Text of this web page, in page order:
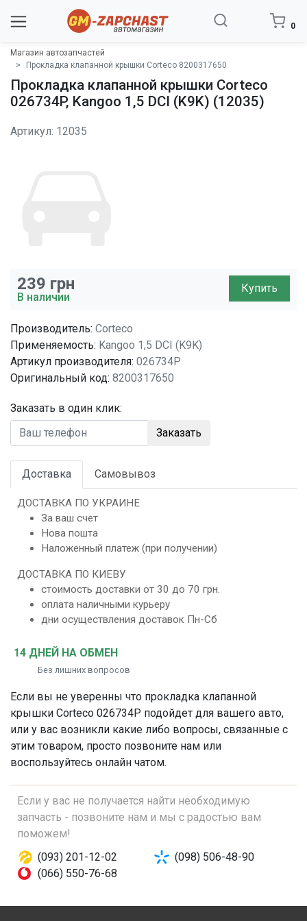
0
Магазин автозапчастей
Прокладка клапанной крышки Corteco 8200317650
Прокладка клапанной крышки Corteco
026734P, Kangoo 1,5 DCI (K9K) (12035)
Артикул: 12035
239 грн
В наличии
Купить
Производитель: Corteco
Применяемость: Kangoo 1,5 DCI (K9K)
Артикул производителя: 026734P
Оригинальный код: 8200317650
Заказать в один клик:
Заказать
Доставка Самовывоз
ДОСТАВКА ПО УКРАИНЕ
За ваш счет
Нова пошта
Наложенный платеж (при получении)
ДОСТАВКА ПО КИЕВУ
стоимость доставки от 30 до 70 грн.
оплата наличными курьеру
дни осуществления доставок Пн-Сб
14 ДНЕЙ НА ОБМЕН
Без лишних вопросов
Если вы не уверенны что прокладка клапанной
крышки Corteco 026734P подойдет для вашего авто,
или у вас возникли какие либо вопросы, связанные с
этим товаром, просто позвоните нам или
воспользуйтесь онлайн чатом.
Если у вас не получается найти необходимую
запчасть - позвоните нам и мы с радостью вам
поможем!
(093) 201-12-02
(098) 506-48-90
(066) 550-76-68